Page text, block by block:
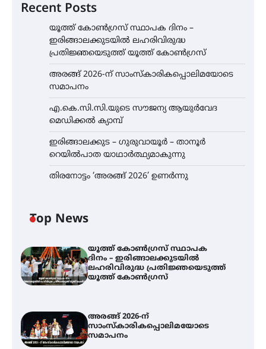
Recent Posts
യൂത്ത് കോൺഗ്രസ്‌ സ്ഥാപക ദിനം –
ഇരിങ്ങാലക്കുടയിൽ ലഹരിവിരുദ്ധ
പ്രതിജ്ഞയെടുത്ത് യൂത്ത് കോൺഗ്രസ്
അരങ്ങ് 2026-ന് സാംസ്കാരികപ്പൊലിമയോടെ
സമാപനം
എ.കെ.സി.സി.യുടെ സൗജന്യ ആയുർവേദ
മെഡിക്കൽ ക്യാമ്പ്
ഇരിങ്ങാലക്കുട – ഗുരുവായൂർ – താനൂർ
റെയിൽപാത യാഥാർത്ഥ്യമാകുന്നു
തിരനോട്ടം ‘അരങ്ങ് 2026’ ഉണർന്നു
Top News
യൂത്ത് കോൺഗ്രസ്‌ സ്ഥാപക
ദിനം – ഇരിങ്ങാലക്കുടയിൽ
ലഹരിവിരുദ്ധ പ്രതിജ്ഞയെടുത്ത്
യൂത്ത് കോൺഗ്രസ്
അരങ്ങ് 2026-ന്
സാംസ്കാരികപ്പൊലിമയോടെ
സമാപനം